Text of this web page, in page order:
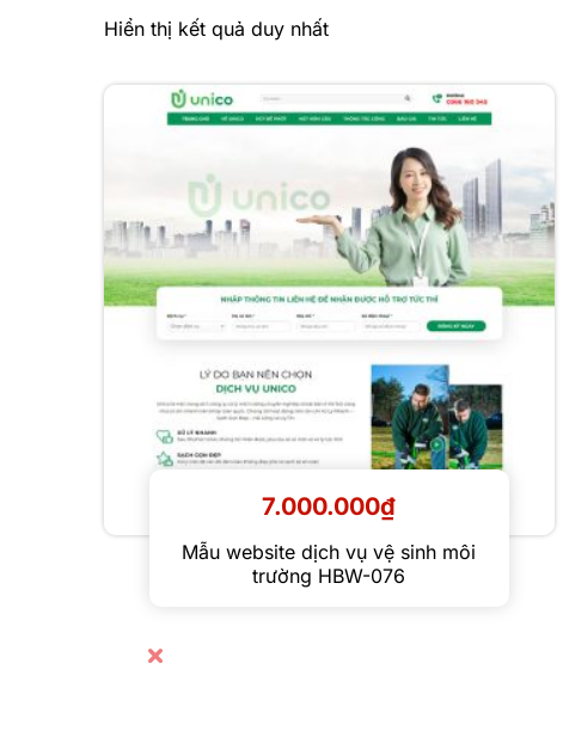
Hiển thị kết quả duy nhất
Chi Tiết
Mẫu website dịch vụ vệ sinh môi
trường HBW-076
7.000.000₫